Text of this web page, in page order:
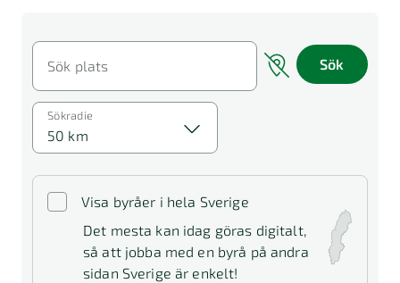
Sök plats Sök
Visa byråer i hela Sverige
Det mesta kan idag göras digitalt,
så att jobba med en byrå på andra
sidan Sverige är enkelt!
Sökradie
50 km